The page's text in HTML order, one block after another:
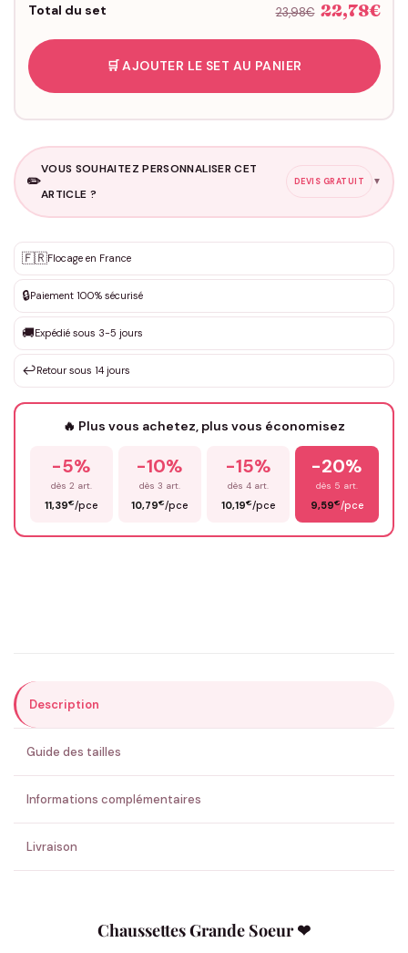
Total du set 23,98€ 22,78€
🛒 AJOUTER LE SET AU PANIER
✏️
VOUS SOUHAITEZ PERSONNALISER CET
ARTICLE ?
DEVIS GRATUIT ▼
✨ Personnalisation sur mesure
DEVIS GRATUIT · Personnalisation de 3 à 10€ selon la demande
Que souhaitez-vous ?*
Votre texte / idée*
Prénom*
ENVOYER MA DEMANDE ✨
💚 Retour sous 24-48h🇫🇷 Flocage en France✅ Validation avant fabrication
🇫🇷Flocage en France
🔒Paiement 100% sécurisé
🚚Expédié sous 3-5 jours
↩️Retour sous 14 jours
🔥 Plus vous achetez, plus vous économisez
-5%
dès 2 art.
11,39€/pce
-10%
dès 3 art.
10,79€/pce
-15%
dès 4 art.
10,19€/pce
-20%
dès 5 art.
9,59€/pce
Description
Guide des tailles
Informations complémentaires
Livraison
Chaussettes Grande Soeur ❤